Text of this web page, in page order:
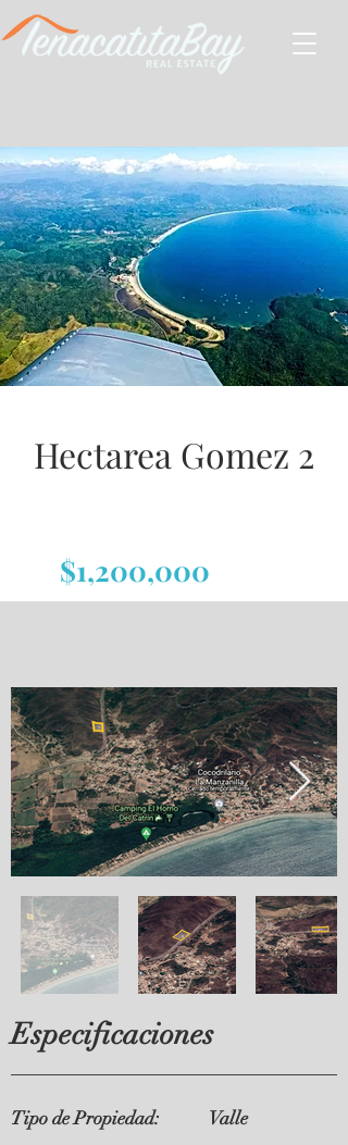
Hectarea Gomez 2
$1,200,000
Especificaciones
Tipo de Propiedad: Valle